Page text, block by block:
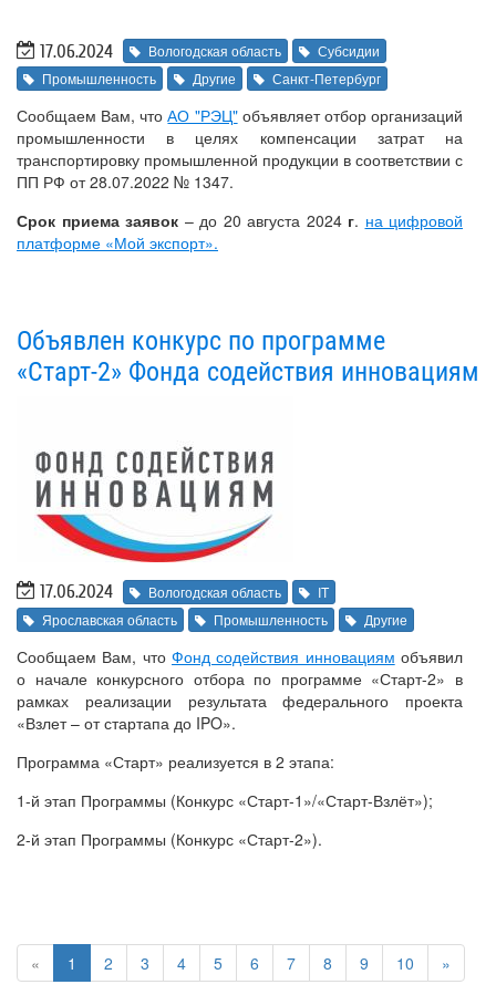
17.06.2024 Вологодская область
Субсидии
Промышленность
Другие Санкт-Петербург
Сообщаем Вам, чтоАО "РЭЦ"объявляет отбор организаций
промышленности в целях компенсации затрат на
транспортировку промышленной продукции в соответствии с
ПП РФ от 28.07.2022 № 1347.
Срок приема заявок – до 20 августа 2024 г. на цифровой
платформе «Мой экспорт».
Объявлен конкурс по программе
«Старт-2» Фонда содействия инновациям
17.06.2024 Вологодская область
IT
Ярославская область
Промышленность Другие
Сообщаем Вам, что Фонд содействия инновациям объявил
о начале конкурсного отбора по программе «Старт-2» в
рамках реализации результата федерального проекта
«Взлет – от стартапа до IPO».
Программа «Старт» реализуется в 2 этапа:
1-й этап Программы (Конкурс «Старт-1»/«Старт-Взлёт»);
2-й этап Программы (Конкурс «Старт-2»).
« 1 2 3 4 5 6 7 8 9 10 »